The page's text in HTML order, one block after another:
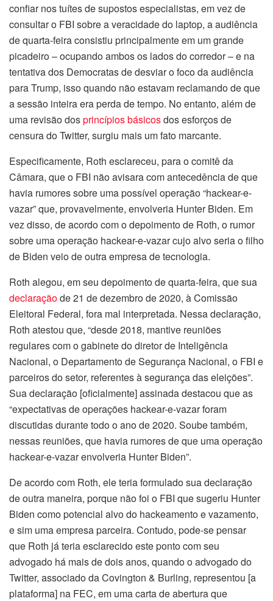
confiar nos tuítes de supostos especialistas, em vez de
consultar o FBI sobre a veracidade do laptop, a audiência
de quarta-feira consistiu principalmente em um grande
picadeiro – ocupando ambos os lados do corredor – e na
tentativa dos Democratas de desviar o foco da audiência
para Trump, isso quando não estavam reclamando de que
a sessão inteira era perda de tempo. No entanto, além de
uma revisão dosprincípios básicosdos esforços de
censura do Twitter, surgiu mais um fato marcante.
Especificamente, Roth esclareceu, para o comitê da
Câmara, que o FBI não avisara com antecedência de que
havia rumores sobre uma possível operação “hackear-e-
vazar” que, provavelmente, envolveria Hunter Biden. Em
vez disso, de acordo com o depoimento de Roth, o rumor
sobre uma operação hackear-e-vazar cujo alvo seria o filho
de Biden veio de outra empresa de tecnologia.
Roth alegou, em seu depoimento de quarta-feira, que sua
declaraçãode 21 de dezembro de 2020, à Comissão
Eleitoral Federal, fora mal interpretada. Nessa declaração,
Roth atestou que, “desde 2018, mantive reuniões
regulares com o gabinete do diretor de Inteligência
Nacional, o Departamento de Segurança Nacional, o FBI e
parceiros do setor, referentes à segurança das eleições”.
Sua declaração [oficialmente] assinada destacou que as
“expectativas de operações hackear-e-vazar foram
discutidas durante todo o ano de 2020. Soube também,
nessas reuniões, que havia rumores de que uma operação
hackear-e-vazar envolveria Hunter Biden”.
De acordo com Roth, ele teria formulado sua declaração
de outra maneira, porque não foi o FBI que sugeriu Hunter
Biden como potencial alvo do hackeamento e vazamento,
e sim uma empresa parceira. Contudo, pode-se pensar
que Roth já teria esclarecido este ponto com seu
advogado há mais de dois anos, quando o advogado do
Twitter, associado da Covington & Burling, representou [a
plataforma] na FEC, em uma carta de abertura que